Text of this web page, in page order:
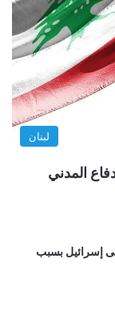
إنها على وشك
إلى فوز
لبنان
المدني
إسرائيل بسبب